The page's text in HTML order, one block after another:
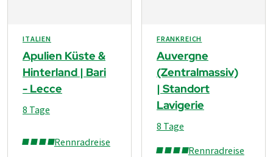
ITALIEN
Apulien Küste &
Hinterland | Bari
- Lecce
Rennradreise
8 Tage
FRANKREICH
Auvergne
(Zentralmassiv)
| Standort
Lavigerie
Rennradreise
8 Tage